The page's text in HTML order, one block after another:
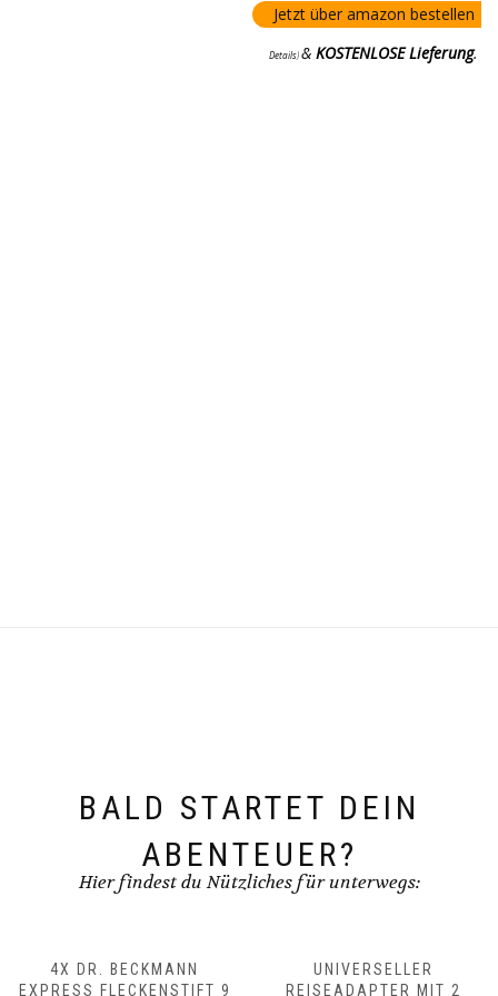
Jetzt über amazon bestellen
Details)& KOSTENLOSE Lieferung.
BALD STARTET DEIN
ABENTEUER?
Hier findest du Nützliches für unterwegs:
4X DR. BECKMANN
EXPRESS FLECKENSTIFT 9
UNIVERSELLER
REISEADAPTER MIT 2